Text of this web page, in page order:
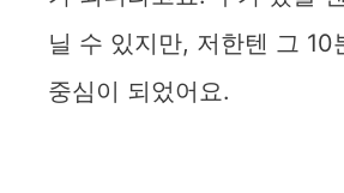
닐 수 있지만, 저한텐 그 10
중심이 되었어요.